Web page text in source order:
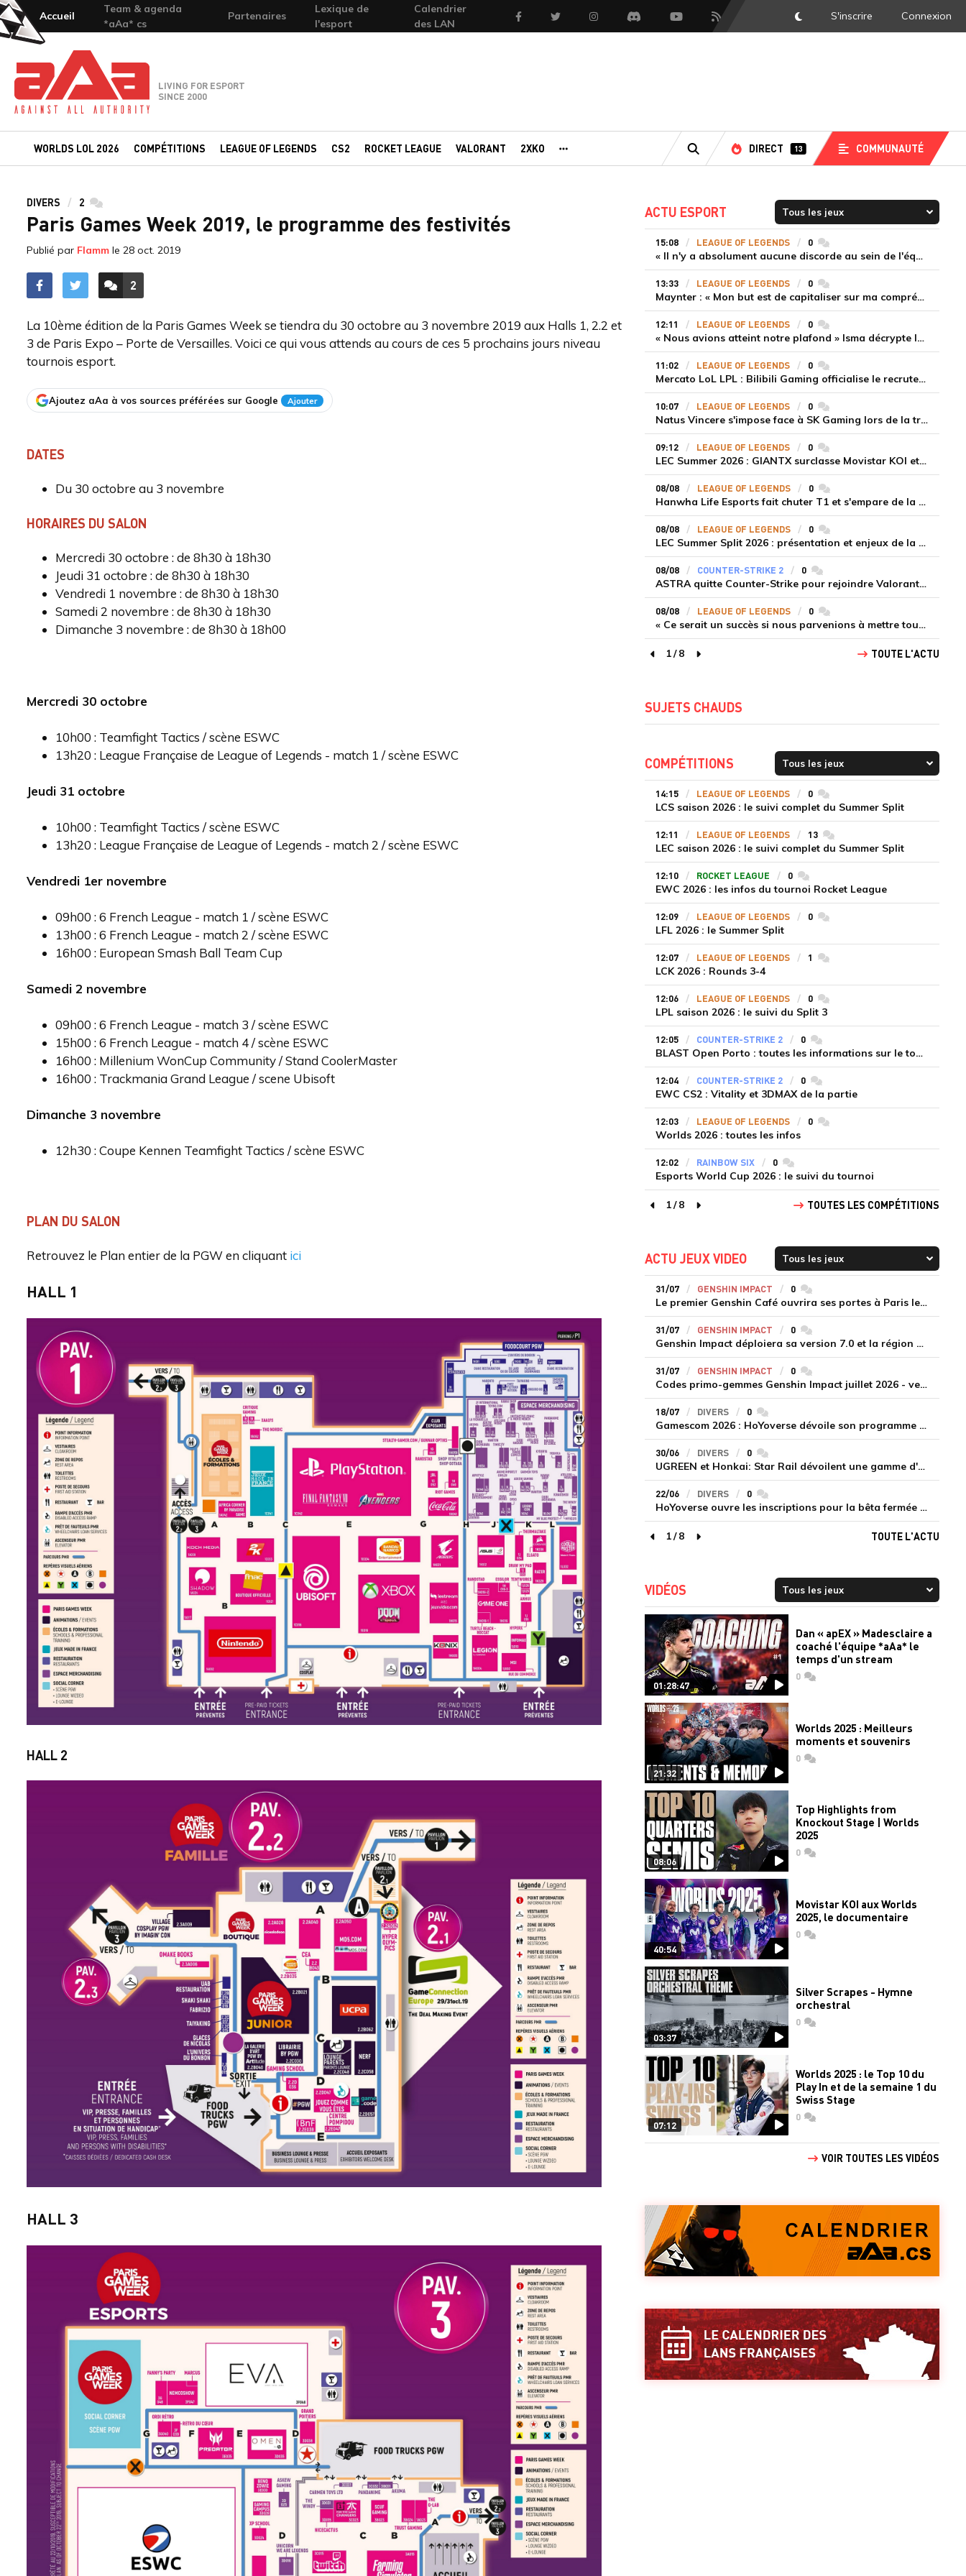
Accueil
Team & agenda
*aAa* cs
Partenaires
Lexique de
l'esport
Calendrier
des LAN
FacebookTwitter InstagramDiscord YoutubeFlux RSS DarkMode
S'inscrire Connexion
Team-aAa - against All authority
LIVING FOR ESPORT
SINCE 2000
WORLDS LOL 2026 COMPÉTITIONS LEAGUE OF LEGENDS CS2 ROCKET LEAGUE VALORANT 2XKO
RECHERCHE
DIRECT 13 COMMUNAUTÉ
DIVERS 2 commentaires
Paris Games Week 2019, le programme des festivités
Publié par Flamm le 28 oct. 2019
ACCÉDER AUX
2
COMMENTAIRES
La 10ème édition de la Paris Games Week se tiendra du 30 octobre au 3 novembre 2019 aux Halls 1, 2.2 et
3 de Paris Expo – Porte de Versailles. Voici ce qui vous attends au cours de ces 5 prochains jours niveau
tournois esport.
Ajoutez aAa à vos sources préférées sur Google Ajouter
DATES
Du 30 octobre au 3 novembre
HORAIRES DU SALON
Mercredi 30 octobre : de 8h30 à 18h30
Jeudi 31 octobre : de 8h30 à 18h30
Vendredi 1 novembre : de 8h30 à 18h30
Samedi 2 novembre : de 8h30 à 18h30
Dimanche 3 novembre : de 8h30 à 18h00
Mercredi 30 octobre
10h00 : Teamfight Tactics / scène ESWC
13h20 : League Française de League of Legends - match 1 / scène ESWC
Jeudi 31 octobre
10h00 : Teamfight Tactics / scène ESWC
13h20 : League Française de League of Legends - match 2 / scène ESWC
Vendredi 1er novembre
09h00 : 6 French League - match 1 / scène ESWC
13h00 : 6 French League - match 2 / scène ESWC
16h00 : European Smash Ball Team Cup
Samedi 2 novembre
09h00 : 6 French League - match 3 / scène ESWC
15h00 : 6 French League - match 4 / scène ESWC
16h00 : Millenium WonCup Community / Stand CoolerMaster
16h00 : Trackmania Grand League / scene Ubisoft
Dimanche 3 novembre
12h30 : Coupe Kennen Teamfight Tactics / scène ESWC
PLAN DU SALON
Retrouvez le Plan entier de la PGW en cliquant ici
HALL 1
HALL 2
HALL 3
ACTU ESPORT
15:08 LEAGUE OF LEGENDS 0commentaires
« Il n'y a absolument aucune discorde au sein de l'équipe » Tom justifie la titularisation de Painter malgré la défaite de T1
13:33 LEAGUE OF LEGENDS 0commentaires
Maynter : « Mon but est de capitaliser sur ma compréhension du jeu plutôt que sur ma mécanique pure »
12:11 LEAGUE OF LEGENDS 0commentaires
« Nous avions atteint notre plafond » Isma décrypte le renouveau de GiantX et la victoire face à Movistar KOI
11:02 LEAGUE OF LEGENDS 0commentaires
Mercato LoL LPL : Bilibili Gaming officialise le recrutement de Flandre sur la toplane
10:07 LEAGUE OF LEGENDS 0commentaires
Natus Vincere s'impose face à SK Gaming lors de la troisième semaine du LEC Summer Split 2026
09:12 LEAGUE OF LEGENDS 0commentaires
LEC Summer 2026 : GIANTX surclasse Movistar KOI et se fait une place sur le podium
08/08 LEAGUE OF LEGENDS 0commentaires
Hanwha Life Esports fait chuter T1 et s'empare de la deuxième place du Legend Group
08/08 LEAGUE OF LEGENDS 0commentaires
LEC Summer Split 2026 : présentation et enjeux de la troisième semaine de compétition
08/08 COUNTER-STRIKE 2 0commentaires
ASTRA quitte Counter-Strike pour rejoindre Valorant et la scène compétitive Game Changers
08/08 LEAGUE OF LEGENDS 0commentaires
« Ce serait un succès si nous parvenions à mettre tous les joueurs à niveau pour espérer atteindre les playoffs », Nukeduck et Mithy après la victoire de Team Heretics
page précédente
1/8
page suivante
TOUTE L'ACTU
SUJETS CHAUDS
COMPÉTITIONS
14:15 LEAGUE OF LEGENDS 0commentaires
LCS saison 2026 : le suivi complet du Summer Split
12:11 LEAGUE OF LEGENDS 13commentaires
LEC saison 2026 : le suivi complet du Summer Split
12:10 ROCKET LEAGUE 0commentaires
EWC 2026 : les infos du tournoi Rocket League
12:09 LEAGUE OF LEGENDS 0commentaires
LFL 2026 : le Summer Split
12:07 LEAGUE OF LEGENDS 1 commentaires
LCK 2026 : Rounds 3-4
12:06 LEAGUE OF LEGENDS 0commentaires
LPL saison 2026 : le suivi du Split 3
12:05 COUNTER-STRIKE 2 0commentaires
BLAST Open Porto : toutes les informations sur le tournoi
12:04 COUNTER-STRIKE 2 0commentaires
EWC CS2 : Vitality et 3DMAX de la partie
12:03 LEAGUE OF LEGENDS 0commentaires
Worlds 2026 : toutes les infos
12:02 RAINBOW SIX 0commentaires
Esports World Cup 2026 : le suivi du tournoi
page précédente
1/8
page suivante
TOUTES LES COMPÉTITIONS
ACTU JEUX VIDEO
31/07 GENSHIN IMPACT 0commentaires
Le premier Genshin Café ouvrira ses portes à Paris le 14 août
31/07 GENSHIN IMPACT 0commentaires
Genshin Impact déploiera sa version 7.0 et la région de Snezhnaya le 12 août
31/07 GENSHIN IMPACT 0commentaires
Codes primo-gemmes Genshin Impact juillet 2026 - version 7.0
18/07 DIVERS 0commentaires
Gamescom 2026 : HoYoverse dévoile son programme et présente deux nouveaux jeux inédits
30/06 DIVERS 0commentaires
UGREEN et Honkai: Star Rail dévoilent une gamme d'accessoires de recharge en édition limitée
22/06 DIVERS 0commentaires
HoYoverse ouvre les inscriptions pour la bêta fermée de Honkai : Nexus Anima
page précédente
1/8
page suivante
TOUTE L'ACTU
VIDÉOS
01:28:47
Dan « apEX » Madesclaire a
coaché l'équipe *aAa* le
temps d'un stream
0commentaires
21:32
Worlds 2025 : Meilleurs
moments et souvenirs
0commentaires
08:06
Top Highlights from
Knockout Stage | Worlds
2025
0commentaires
40:54
Movistar KOI aux Worlds
2025, le documentaire
0commentaires
03:37
Silver Scrapes - Hymne
orchestral
0commentaires
07:12
Worlds 2025 : le Top 10 du
Play In et de la semaine 1 du
Swiss Stage
0commentaires
VOIR TOUTES LES VIDÉOS